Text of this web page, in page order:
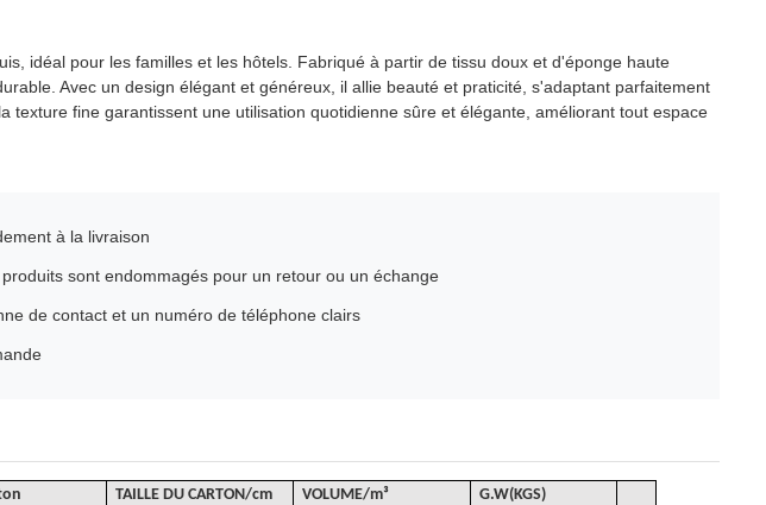
idéal pour les familles et les hôtels. Fabriqué à partir de tissu doux et d'éponge haute
Avec un design élégant et généreux, il allie beauté et praticité, s'adaptant parfaitement
texture fine garantissent une utilisation quotidienne sûre et élégante, améliorant tout espace
à la livraison
sont endommagés pour un retour ou un échange
de contact et un numéro de téléphone clairs
TAILLE DU CARTON/cm VOLUME/m³ G.W(KGS)